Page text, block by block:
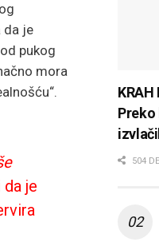
da je
pukog
mora
je
Preko
504